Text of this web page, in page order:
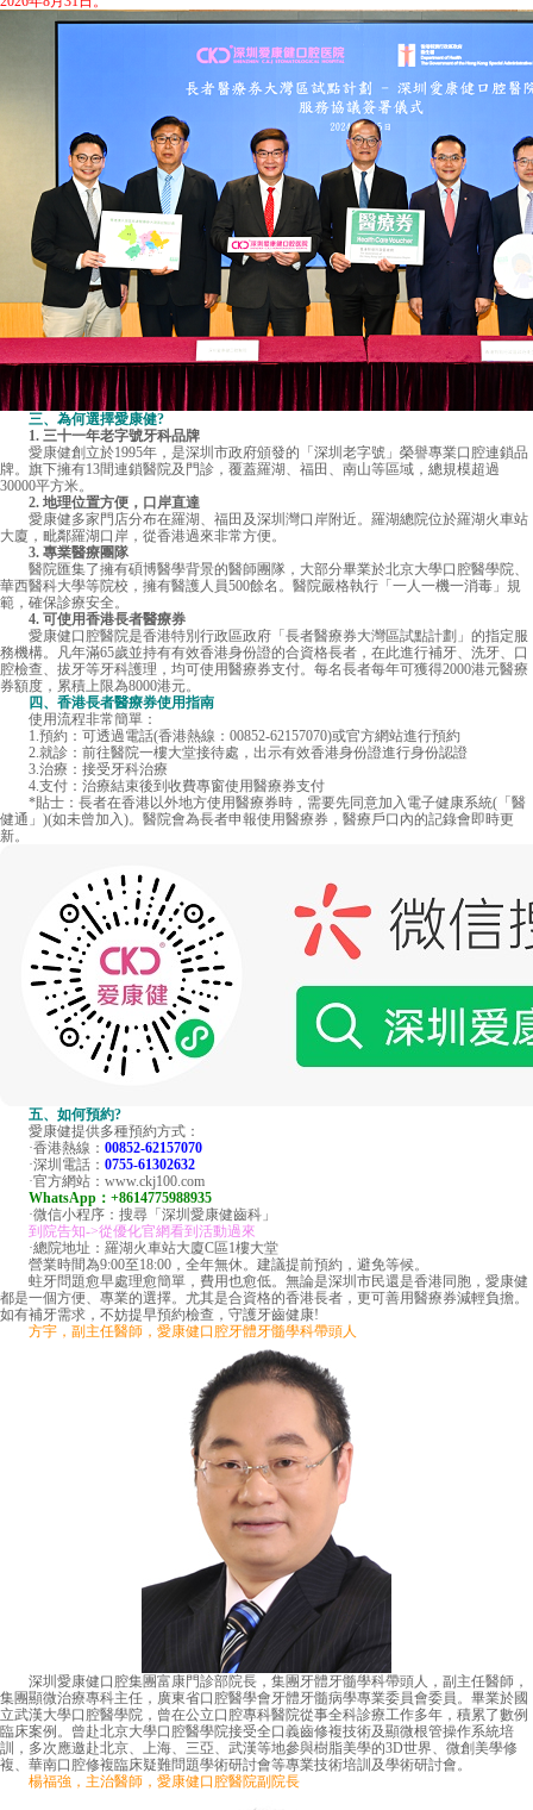
三、為何選擇愛康健?
1. 三十一年老字號牙科品牌
愛康健創立於1995年，是深圳市政府頒發的「深圳老字號」榮譽專業口腔連鎖品
牌。旗下擁有13間連鎖醫院及門診，覆蓋羅湖、福田、南山等區域，總規模超過
30000平方米。
2. 地理位置方便，口岸直達
愛康健多家門店分布在羅湖、福田及深圳灣口岸附近。羅湖總院位於羅湖火車站
大廈，毗鄰羅湖口岸，從香港過來非常方便。
3. 專業醫療團隊
醫院匯集了擁有碩博醫學背景的醫師團隊，大部分畢業於北京大學口腔醫學院、
華西醫科大學等院校，擁有醫護人員500餘名。醫院嚴格執行「一人一機一消毒」規
範，確保診療安全。
4. 可使用香港長者醫療券
愛康健口腔醫院是香港特別行政區政府「長者醫療券大灣區試點計劃」的指定服
務機構。凡年滿65歲並持有有效香港身份證的合資格長者，在此進行補牙、洗牙、口
腔檢查、拔牙等牙科護理，均可使用醫療券支付。每名長者每年可獲得2000港元醫療
券額度，累積上限為8000港元。
四、香港長者醫療券使用指南
使用流程非常簡單：
1.預約：可透過電話(香港熱線：00852-62157070)或官方網站進行預約
2.就診：前往醫院一樓大堂接待處，出示有效香港身份證進行身份認證
3.治療：接受牙科治療
4.支付：治療結束後到收費專窗使用醫療券支付
*貼士：長者在香港以外地方使用醫療券時，需要先同意加入電子健康系統(「醫
健通」)(如未曾加入)。醫院會為長者申報使用醫療券，醫療戶口內的記錄會即時更
新。
五、如何預約?
愛康健提供多種預約方式：
·香港熱線： 00852-62157070
·深圳電話： 0755-61302632
·官方網站：www.ckj100.com
WhatsApp：+8614775988935
·微信小程序：搜尋「深圳愛康健齒科」
到院告知->從優化官網看到活動過來
·總院地址：羅湖火車站大廈C區1樓大堂
營業時間為9:00至18:00，全年無休。建議提前預約，避免等候。
蛀牙問題愈早處理愈簡單，費用也愈低。無論是深圳市民還是香港同胞，愛康健
都是一個方便、專業的選擇。尤其是合資格的香港長者，更可善用醫療券減輕負擔。
如有補牙需求，不妨提早預約檢查，守護牙齒健康!
方宇，副主任醫師，愛康健口腔牙體牙髓學科帶頭人
深圳愛康健口腔集團富康門診部院長，集團牙體牙髓學科帶頭人，副主任醫師，
集團顯微治療專科主任，廣東省口腔醫學會牙體牙髓病學專業委員會委員。畢業於國
立武漢大學口腔醫學院，曾在公立口腔專科醫院從事全科診療工作多年，積累了數例
臨床案例。曾赴北京大學口腔醫學院接受全口義齒修複技術及顯微根管操作系統培
訓，多次應邀赴北京、上海、三亞、武漢等地參與樹脂美學的3D世界、微創美學修
複、華南口腔修複臨床疑難問題學術研討會等專業技術培訓及學術研討會。
楊福強，主治醫師，愛康健口腔醫院副院長